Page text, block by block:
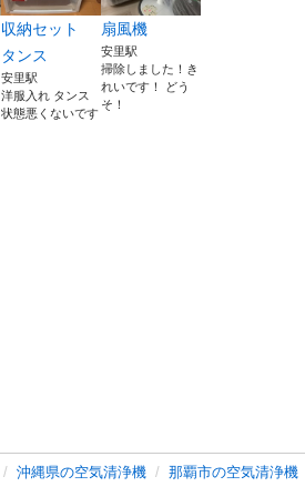
収納セット
タンス
安里駅
洋服入れ タンス
状態悪くないです
扇風機
安里駅
掃除しました！き
れいです！ どう
そ！
沖縄県の空気清浄機 那覇市の空気清浄機